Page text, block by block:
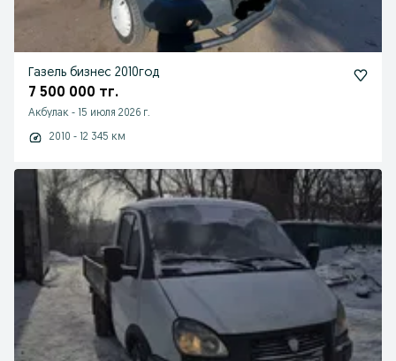
Газель бизнес 2010год
7 500 000 тг.
Акбулак - 15 июля 2026 г.
2010 - 12 345 км